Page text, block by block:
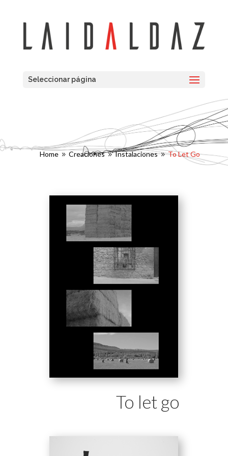
Seleccionar página
Home 9 Creaciones 9 Instalaciones 9 To Let Go
To let go